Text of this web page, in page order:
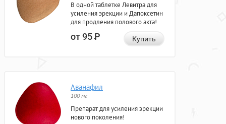
В одной таблетке Левитра для
усиления эрекции и Дапоксетин
для продления полового акта!
от 95Р Купить
Аванафил
100 мг
Препарат для усиления эрекции
нового поколения!